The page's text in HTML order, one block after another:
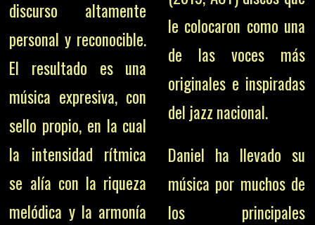
discurso altamente
personal y reconocible.
El resultado es una
música expresiva, con
sello propio, en la cual
la intensidad rítmica
se alía con la riqueza
melódica y la armonía
le colocaron como una
de las voces más
originales e inspiradas
del jazz nacional.
Daniel ha llevado su
música por muchos de
los principales